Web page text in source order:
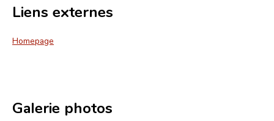
Liens externes
Homepage
Galerie photos